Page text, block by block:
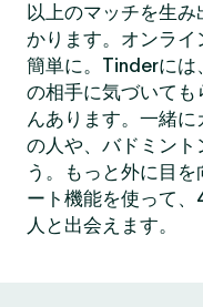
以上のマッチを生
かります。オンラ
簡単に。Tinderには
の相手に気づいても
んあります。一緒
の人や、バドミント
う。もっと外に目
ート機能を使って
人と出会えます。